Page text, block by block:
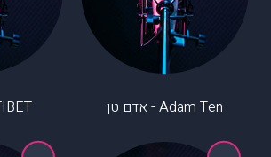
Adam Ten - אדם טן